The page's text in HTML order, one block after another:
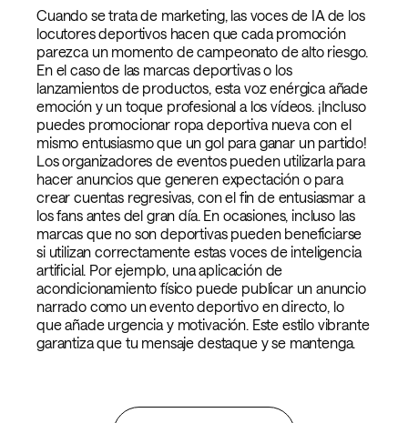
Cuando se trata de marketing, las voces de IA de los
locutores deportivos hacen que cada promoción
parezca un momento de campeonato de alto riesgo.
En el caso de las marcas deportivas o los
lanzamientos de productos, esta voz enérgica añade
emoción y un toque profesional a los vídeos. ¡Incluso
puedes promocionar ropa deportiva nueva con el
mismo entusiasmo que un gol para ganar un partido!
Los organizadores de eventos pueden utilizarla para
hacer anuncios que generen expectación o para
crear cuentas regresivas, con el fin de entusiasmar a
los fans antes del gran día. En ocasiones, incluso las
marcas que no son deportivas pueden beneficiarse
si utilizan correctamente estas voces de inteligencia
artificial. Por ejemplo, una aplicación de
acondicionamiento físico puede publicar un anuncio
narrado como un evento deportivo en directo, lo
que añade urgencia y motivación. Este estilo vibrante
garantiza que tu mensaje destaque y se mantenga.